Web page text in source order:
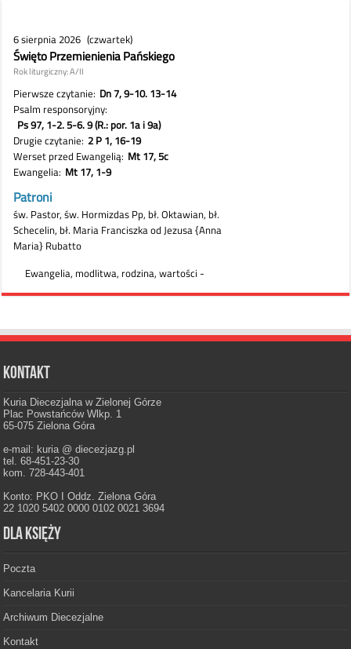
Kontakt
Kuria Diecezjalna w Zielonej Górze
Plac Powstańców Wlkp. 1
65-075 Zielona Góra
e-mail: kuria @ diecezjazg.pl
tel. 68-451-23-30
kom. 728-443-401
Konto: PKO I Oddz. Zielona Góra
22 1020 5402 0000 0102 0021 3694
Dla księży
Poczta
Kancelaria Kurii
Archiwum Diecezjalne
Kontakt